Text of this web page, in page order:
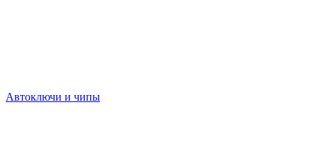
Автоключи и чипы